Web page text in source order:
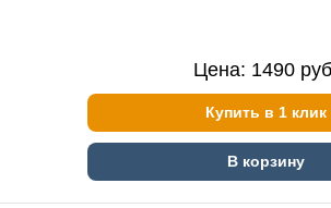
Цена: 1490
Купить в 1 клик
В корзину